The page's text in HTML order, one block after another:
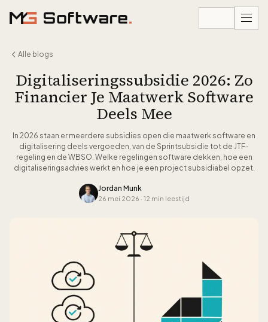
Alle blogs
Digitaliseringssubsidie 2026: Zo
Financier Je Maatwerk Software
Deels Mee
In 2026 staan er meerdere subsidies open die maatwerk software en
digitalisering deels vergoeden, van de Sprintsubsidie tot de JTF-
regeling en de WBSO. Welke regelingen software dekken, hoe een
digitaliseringsadvies werkt en hoe je een project subsidiabel opzet.
Jordan Munk
26 mei 2026 · 12 min leestijd